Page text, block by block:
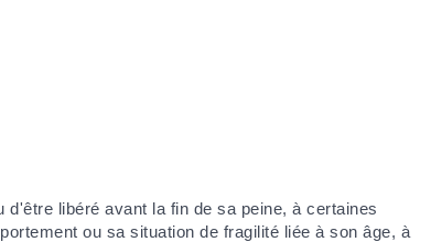
libéré avant la fin de sa peine, à certaines
ou sa situation de fragilité liée à son âge, à